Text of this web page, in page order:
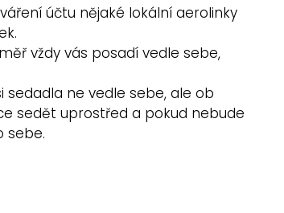
účtu nějaké lokální aerolinky
vždy vás posadí vedle sebe,
sedadla ne vedle sebe, ale ob
sedět uprostřed a pokud nebude
sebe.